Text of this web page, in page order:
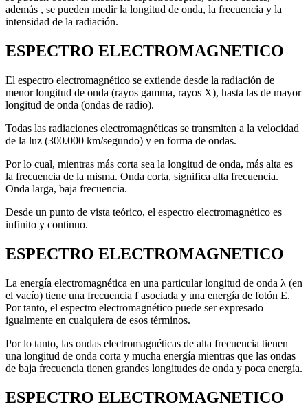
además , se pueden medir la longitud de onda, la frecuencia y la
intensidad de la radiación.
ESPECTRO ELECTROMAGNETICO
El espectro electromagnético se extiende desde la radiación de
menor longitud de onda (rayos gamma, rayos X), hasta las de mayor
longitud de onda (ondas de radio).
Todas las radiaciones electromagnéticas se transmiten a la velocidad
de la luz (300.000 km/segundo) y en forma de ondas.
Por lo cual, mientras más corta sea la longitud de onda, más alta es
la frecuencia de la misma. Onda corta, significa alta frecuencia.
Onda larga, baja frecuencia.
Desde un punto de vista teórico, el espectro electromagnético es
infinito y continuo.
ESPECTRO ELECTROMAGNETICO
La energía electromagnética en una particular longitud de onda λ (en
el vacío) tiene una frecuencia f asociada y una energía de fotón E.
Por tanto, el espectro electromagnético puede ser expresado
igualmente en cualquiera de esos términos.
Por lo tanto, las ondas electromagnéticas de alta frecuencia tienen
una longitud de onda corta y mucha energía mientras que las ondas
de baja frecuencia tienen grandes longitudes de onda y poca energía.
ESPECTRO ELECTROMAGNETICO